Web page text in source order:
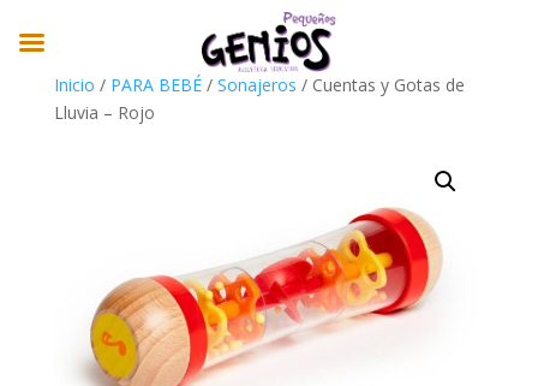
Inicio / PARA BEBÉ/ Sonajeros / Cuentas y Gotas de
Lluvia – Rojo